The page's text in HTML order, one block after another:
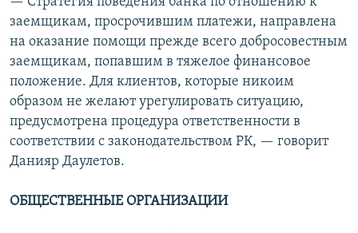
заемщикам, просрочившим платежи, направлена
на оказание помощи прежде всего добросовестным
заемщикам, попавшим в тяжелое финансовое
положение. Для клиентов, которые никоим
образом не желают урегулировать ситуацию,
предусмотрена процедура ответственности в
соответствии с законодательством РК, — говорит
Данияр Даулетов.
ОБЩЕСТВЕННЫЕ ОРГАНИЗАЦИИ